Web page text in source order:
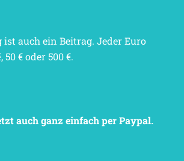
auch ein Beitrag. Jeder Euro
€ oder 500 €.
auch ganz einfach per Paypal.